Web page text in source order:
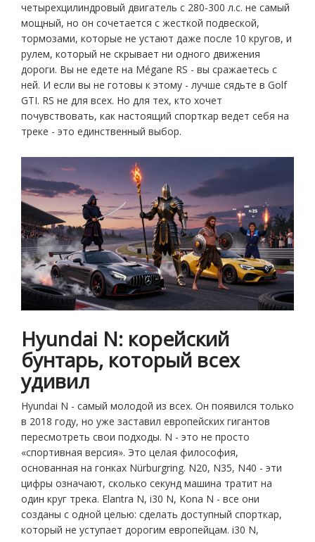
четырехцилиндровый двигатель с 280-300 л.с. не самый
мощный, но он сочетается с жесткой подвеской,
тормозами, которые не устают даже после 10 кругов, и
рулем, который не скрывает ни одного движения
дороги. Вы не едете на Mégane RS - вы сражаетесь с
ней. И если вы не готовы к этому - лучше сядьте в Golf
GTI. RS не для всех. Но для тех, кто хочет
почувствовать, как настоящий спорткар ведет себя на
треке - это единственный выбор.
Hyundai N: корейский
бунтарь, который всех
удивил
Hyundai N - самый молодой из всех. Он появился только
в 2018 году, но уже заставил европейских гигантов
пересмотреть свои подходы. N - это не просто
«спортивная версия». Это целая философия,
основанная на гонках Nürburgring. N20, N35, N40 - эти
цифры означают, сколько секунд машина тратит на
один круг трека. Elantra N, i30 N, Kona N - все они
созданы с одной целью: сделать доступный спорткар,
который не уступает дорогим европейцам. i30 N,